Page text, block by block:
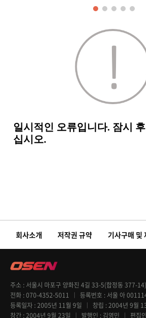
회사소개 저작권 규약 기사구매 및
주소
서울시 마포구 양화진 4길 33-5(합정동 377-
전화 070-4352-5011 등록번호
서울 아
등록일자 2005년 11월 9일 창립 2004년 9월
창간 2004년 9월 23일 발행인 김영민 편집인